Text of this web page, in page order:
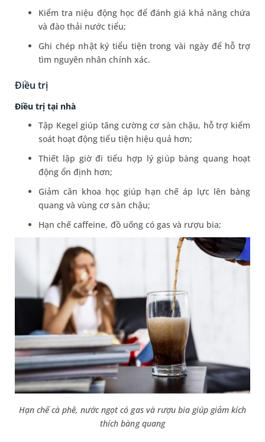
Kiểm tra niệu động học để đánh giá khả năng chứa
và đào thải nước tiểu;
Ghi chép nhật ký tiểu tiện trong vài ngày để hỗ trợ
tìm nguyên nhân chính xác.
Điều trị
Điều trị tại nhà
Tập Kegel giúp tăng cường cơ sàn chậu, hỗ trợ kiểm
soát hoạt động tiểu tiện hiệu quả hơn;
Thiết lập giờ đi tiểu hợp lý giúp bàng quang hoạt
động ổn định hơn;
Giảm cân khoa học giúp hạn chế áp lực lên bàng
quang và vùng cơ sàn chậu;
Hạn chế caffeine, đồ uống có gas và rượu bia;
Hạn chế cà phê, nước ngọt có gas và rượu bia giúp giảm kích
thích bàng quang